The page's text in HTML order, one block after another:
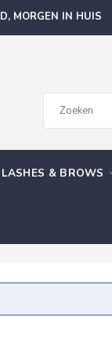
MORGEN IN HUIS
LASHES & BROWS